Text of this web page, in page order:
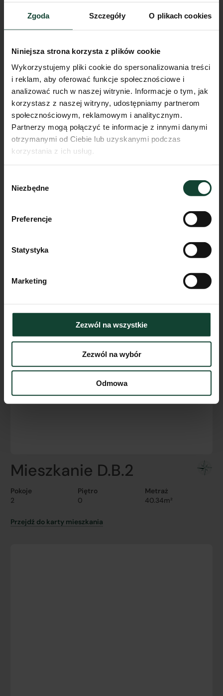
Zgoda Szczegóły O plikach cookies
Niniejsza strona korzysta z plików cookie
Wykorzystujemy pliki cookie do spersonalizowania treści
i reklam, aby oferować funkcje społecznościowe i
analizować ruch w naszej witrynie. Informacje o tym, jak
korzystasz z naszej witryny, udostępniamy partnerom
społecznościowym, reklamowym i analitycznym.
Partnerzy mogą połączyć te informacje z innymi danymi
otrzymanymi od Ciebie lub uzyskanymi podczas
korzystania z ich usług.
zgody
Niezbędne
Preferencje
Statystyka
Marketing
Zezwól na wszystkie
Zezwól na wybór
Odmowa
Mieszkanie E.A.4
Pokoje
Przejdź do karty mieszkania
Mieszkanie D.B.2
Pokoje
2
Piętro
0
Metraż
40.34m²
Przejdź do karty mieszkania